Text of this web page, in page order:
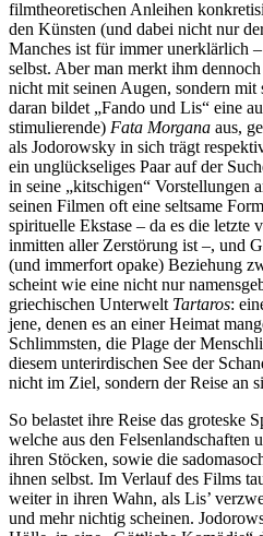
filmtheoretischen Anleihen
den Künsten (und dabei nicht nur
Manches ist für immer unerklärlich
selbst. Aber man merkt ihm
nicht mit seinen Augen, sondern mit
daran bildet „Fando und Lis“ eine
stimulierende) Fata Morgana aus,
als Jodorowsky in sich trägt
ein unglückseliges Paar auf der
in seine „kitschigen“ Vorstellungen
seinen Filmen oft eine seltsame
spirituelle Ekstase – da es die letzte
inmitten aller Zerstörung ist –, und
(und immerfort opake) Beziehung
scheint wie eine nicht nur
griechischen Unterwelt Tartaros:
jene, denen es an einer Heimat
Schlimmsten, die Plage der
diesem unterirdischen See der
nicht im Ziel, sondern der Reise an
So belastet ihre Reise das groteske
welche aus den Felsenlandschaften
ihren Stöcken, sowie die
ihnen selbst. Im Verlauf des Films
weiter in ihren Wahn, als Lis’
und mehr nichtig scheinen.